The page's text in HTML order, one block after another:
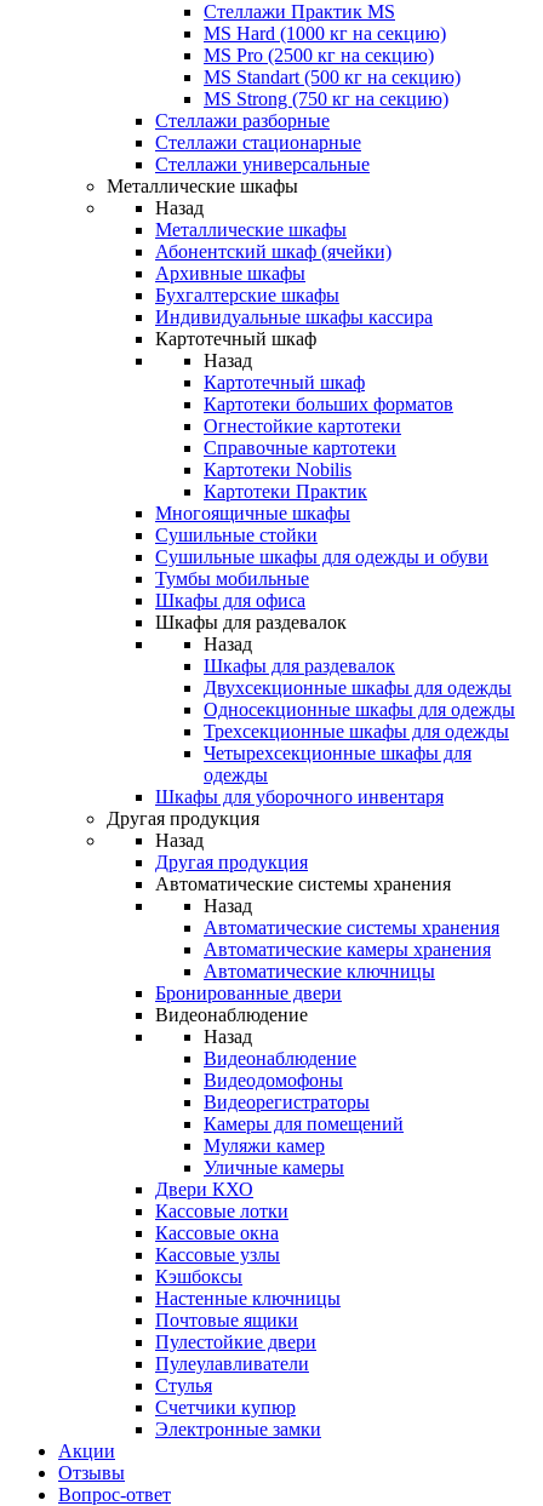
Стеллажи Практик MS
MS Hard (1000 кг на секцию)
MS Pro (2500 кг на секцию)
MS Standart (500 кг на секцию)
MS Strong (750 кг на секцию)
Стеллажи разборные
Стеллажи стационарные
Стеллажи универсальные
Металлические шкафы
Назад
Металлические шкафы
Абонентский шкаф (ячейки)
Архивные шкафы
Бухгалтерские шкафы
Индивидуальные шкафы кассира
Картотечный шкаф
Назад
Картотечный шкаф
Картотеки больших форматов
Огнестойкие картотеки
Справочные картотеки
Картотеки Nobilis
Картотеки Практик
Многоящичные шкафы
Сушильные стойки
Сушильные шкафы для одежды и обуви
Тумбы мобильные
Шкафы для офиса
Шкафы для раздевалок
Назад
Шкафы для раздевалок
Двухсекционные шкафы для одежды
Односекционные шкафы для одежды
Трехсекционные шкафы для одежды
Четырехсекционные шкафы для
одежды
Шкафы для уборочного инвентаря
Другая продукция
Назад
Другая продукция
Автоматические системы хранения
Назад
Автоматические системы хранения
Автоматические камеры хранения
Автоматические ключницы
Бронированные двери
Видеонаблюдение
Назад
Видеонаблюдение
Видеодомофоны
Видеорегистраторы
Камеры для помещений
Муляжи камер
Уличные камеры
Двери КХО
Кассовые лотки
Кассовые окна
Кассовые узлы
Кэшбоксы
Настенные ключницы
Почтовые ящики
Пулестойкие двери
Пулеулавливатели
Стулья
Счетчики купюр
Электронные замки
Акции
Отзывы
Вопрос-ответ